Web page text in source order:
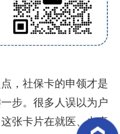
，社保卡的申领才是
步。很多人误以为户
张卡片在就医、办事